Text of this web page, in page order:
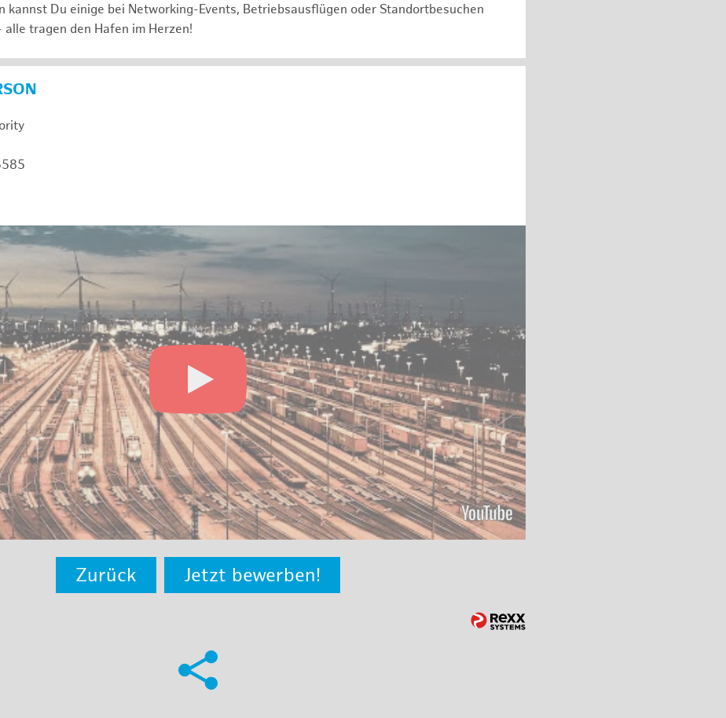
kannst Du einige bei Networking-Events, Betriebsausflügen oder Standortbesuchen
alle tragen den Hafen im Herzen!
Zurück Jetzt bewerben!